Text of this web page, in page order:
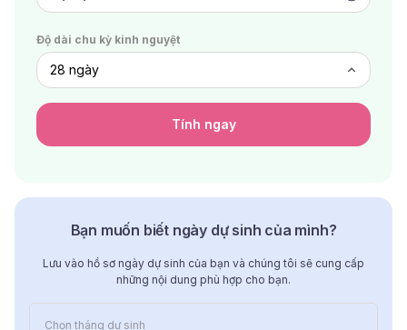
Độ dài chu kỳ kinh nguyệt
Tính ngay
Bạn muốn biết ngày dự sinh của mình?
Lưu vào hồ sơ ngày dự sinh của bạn và chúng tôi sẽ cung cấp
những nội dung phù hợp cho bạn.
Chọn tháng dự sinh